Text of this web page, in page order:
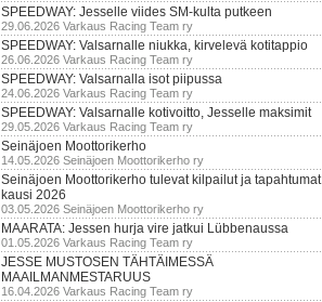
SPEEDWAY: Jesselle viides SM-kulta putkeen
29.06.2026 Varkaus Racing Team ry
SPEEDWAY: Valsarnalle niukka, kirvelevä kotitappio
26.06.2026 Varkaus Racing Team ry
SPEEDWAY: Valsarnalla isot piipussa
24.06.2026 Varkaus Racing Team ry
SPEEDWAY: Valsarnalle kotivoitto, Jesselle maksimit
29.05.2026 Varkaus Racing Team ry
Seinäjoen Moottorikerho
14.05.2026 Seinäjoen Moottorikerho ry
Seinäjoen Moottorikerho tulevat kilpailut ja tapahtumat
kausi 2026
03.05.2026 Seinäjoen Moottorikerho ry
MAARATA: Jessen hurja vire jatkui Lübbenaussa
01.05.2026 Varkaus Racing Team ry
JESSE MUSTOSEN TÄHTÄIMESSÄ
MAAILMANMESTARUUS
16.04.2026 Varkaus Racing Team ry